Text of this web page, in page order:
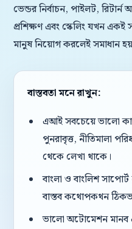
ভেন্ডর নির্বাচন, পাইলট, রিটার্ন
প্রশিক্ষণ এবং স্কেলিং যখন
মানুষ নিয়োগ করলেই সমাধান
বাস্তবতা মনে রাখুন:
এআই সবচেয়ে ভালো
পুনরাবৃত্ত, নীতিমালা
থেকে লেখা থাকে।
বাংলা ও বাংলিশ
বাস্তব কথোপকথন
ভালো অটোমেশন মানব